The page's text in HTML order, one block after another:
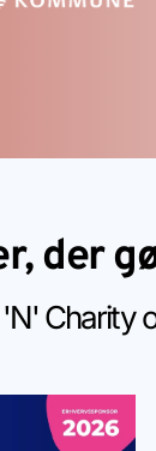
der
Charity